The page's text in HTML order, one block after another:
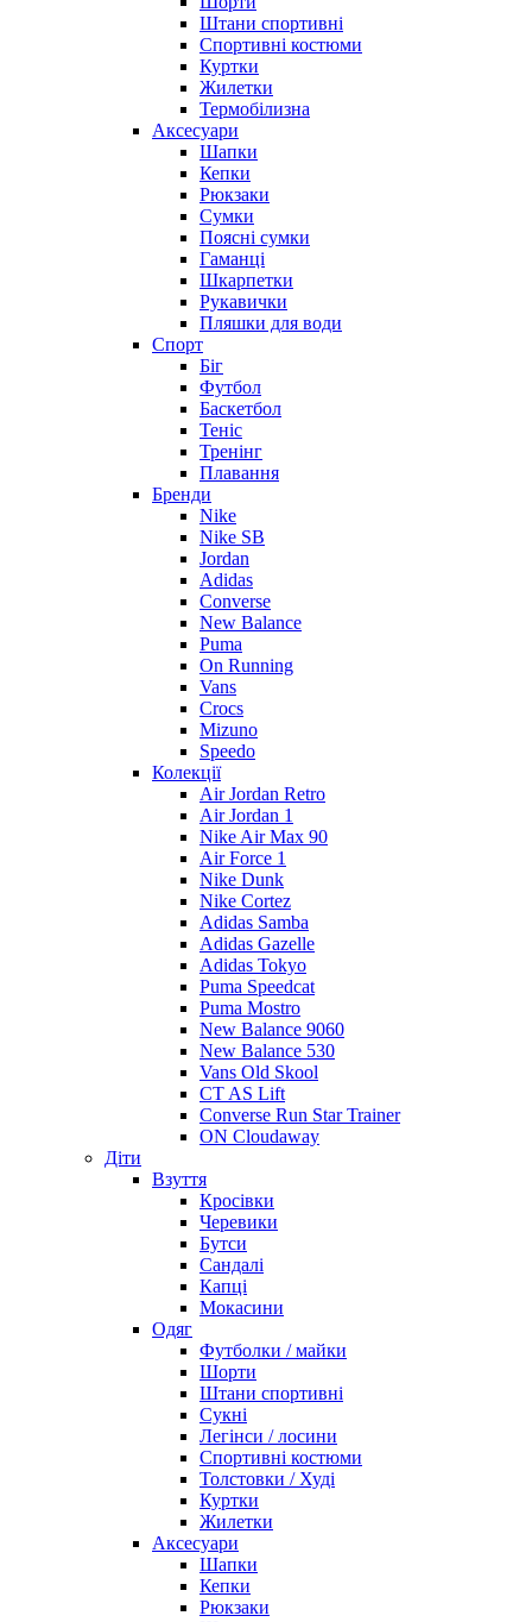
Штани спортивні
Спортивні костюми
Куртки
Жилетки
Термобілизна
Аксесуари
Шапки
Кепки
Рюкзаки
Сумки
Поясні сумки
Гаманці
Шкарпетки
Рукавички
Пляшки для води
Спорт
Біг
Футбол
Баскетбол
Теніс
Тренінг
Плавання
Бренди
Nike
Nike SB
Jordan
Adidas
Converse
New Balance
Puma
On Running
Vans
Crocs
Mizuno
Speedo
Колекції
Air Jordan Retro
Air Jordan 1
Nike Air Max 90
Air Force 1
Nike Dunk
Nike Cortez
Adidas Samba
Adidas Gazelle
Adidas Tokyo
Puma Speedcat
Puma Mostro
New Balance 9060
New Balance 530
Vans Old Skool
CT AS Lift
Converse Run Star Trainer
ON Cloudaway
Діти
Взуття
Кросівки
Черевики
Бутси
Сандалі
Капці
Мокасини
Одяг
Футболки / майки
Шорти
Штани спортивні
Сукні
Легінси / лосини
Спортивні костюми
Толстовки / Худі
Куртки
Жилетки
Аксесуари
Шапки
Кепки
Рюкзаки